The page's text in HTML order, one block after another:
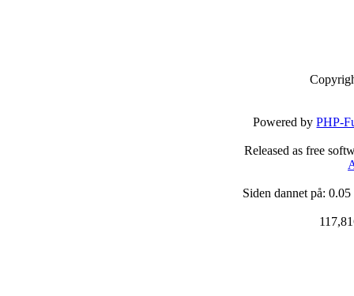
Powered byPHP-
Released as free
Siden dannet på: